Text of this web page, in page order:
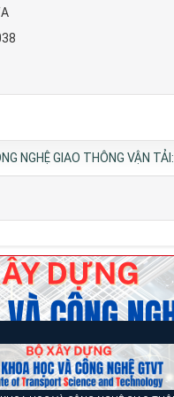
NGHỆ GIAO THÔNG VẬN TẢI: